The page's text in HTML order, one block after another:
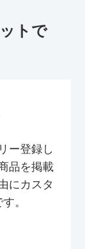
トで
ー登録し
品を掲載
にカスタ
。